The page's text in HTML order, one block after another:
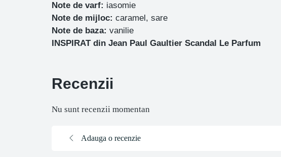
Note de varf: iasomie
Note de mijloc: caramel, sare
Note de baza: vanilie
INSPIRAT din Jean Paul Gaultier Scandal Le Parfum
Recenzii
Nu sunt recenzii momentan
Adauga o recenzie